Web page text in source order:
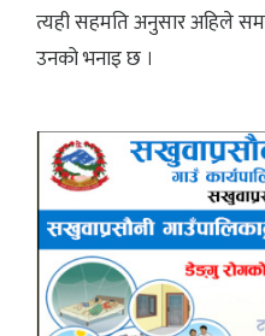
त्यही सहमति अनुसार अहिले
उनको भनाइ छ ।